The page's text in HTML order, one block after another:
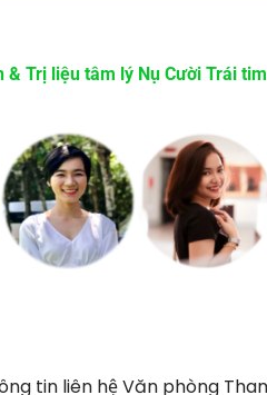
Trị liệu tâm lý Nụ Cười Trái tim